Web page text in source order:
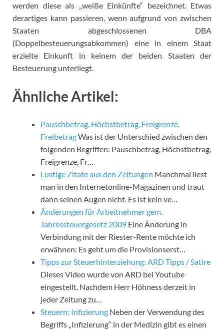
werden diese als „weiße Einkünfte“ bezeichnet. Etwas
derartiges kann passieren, wenn aufgrund von zwischen
Staaten abgeschlossenen DBA
(Doppelbesteuerungsabkommen) eine in einem Staat
erzielte Einkunft in keinem der beiden Staaten der
Besteuerung unterliegt.
Ähnliche Artikel:
Pauschbetrag, Höchstbetrag, Freigrenze,
FreibetragWas ist der Unterschied zwischen den
folgenden Begriffen: Pauschbetrag, Höchstbetrag,
Freigrenze, Fr…
Lustige Zitate aus den Zeitungen Manchmal liest
man in den Internetonline-Magazinen und traut
dann seinen Augen nicht. Es ist kein ve…
Änderungen für Arbeitnehmer gem.
Jahressteuergesetz 2009 Eine Änderung in
Verbindung mit der Riester-Rente möchte ich
erwähnen: Es geht um die Provisionserst…
Tipps zur Steuerhinterziehung: ARD Tipps / Satire
Dieses Video wurde von ARD bei Youtube
eingestellt. Nachdem Herr Höhness derzeit in
jeder Zeitung zu…
Steuern: Infizierung Neben der Verwendung des
Begriffs „Infizierung“ in der Medizin gibt es einen